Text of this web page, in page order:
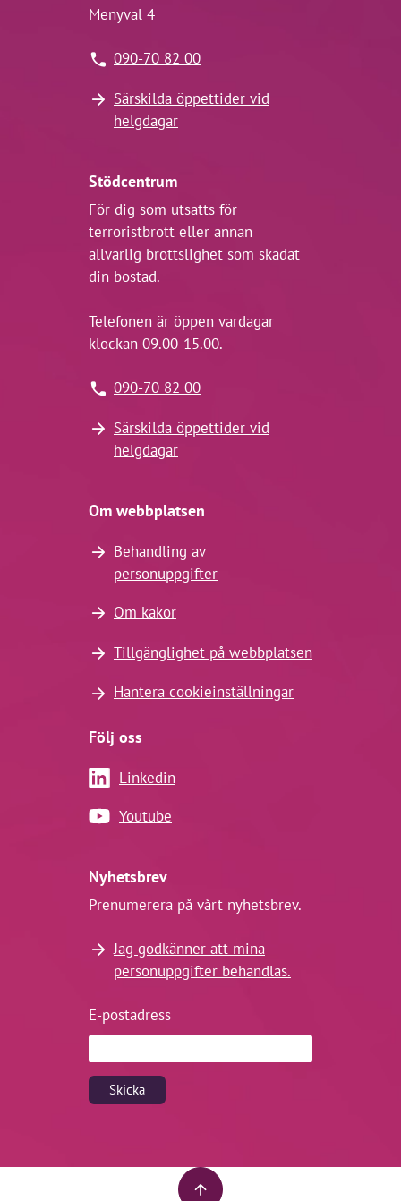
Menyval 4
090-70 82 00
Särskilda öppettider vid
helgdagar
Stödcentrum
För dig som utsatts för
terroristbrott eller annan
allvarlig brottslighet som skadat
din bostad.
Telefonen är öppen vardagar
klockan 09.00-15.00.
090-70 82 00
Särskilda öppettider vid
helgdagar
Om webbplatsen
Behandling av
personuppgifter
Om kakor
Tillgänglighet på webbplatsen
Hantera cookieinställningar
Följ oss
Linkedin
Youtube
Nyhetsbrev
Prenumerera på vårt nyhetsbrev.
Jag godkänner att mina
personuppgifter behandlas.
E-postadress
Skicka